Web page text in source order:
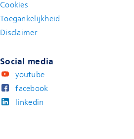
Cookies
Toegankelijkheid
Disclaimer(new window)
Social media
youtube
facebook
linkedin